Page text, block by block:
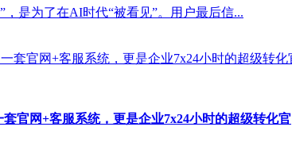
是为了在AI时代“被看见”。用户最后信...
官网+客服系统，更是企业7x24小时的超级转化官